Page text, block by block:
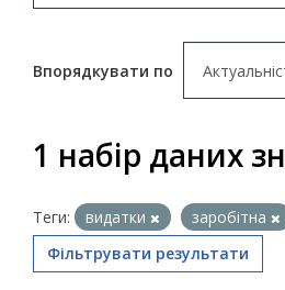
Впорядкувати по
1 набір даних
Теги: видатки
заробітна
Фільтрувати результати